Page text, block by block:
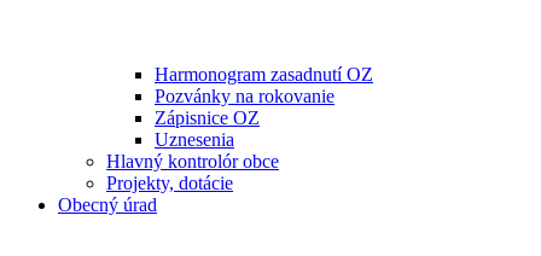
Harmonogram zasadnutí OZ
Pozvánky na rokovanie
Zápisnice OZ
Uznesenia
Hlavný kontrolór obce
Projekty, dotácie
Obecný úrad